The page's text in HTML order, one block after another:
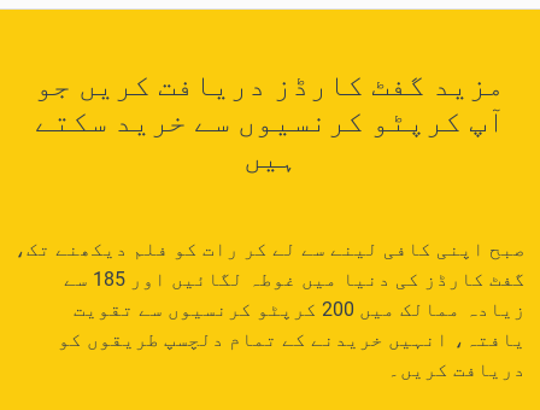
مزید گفٹ کارڈز دریافت کریں جو
آپ کرپٹو کرنسیوں سے خرید سکتے
ہیں
صبح اپنی کافی لینے سے لے کر رات کو فلم دیکھنے تک،
گفٹ کارڈز کی دنیا میں غوطہ لگائیں اور 185 سے
زیادہ ممالک میں 200 کرپٹو کرنسیوں سے تقویت
یافتہ، انہیں خریدنے کے تمام دلچسپ طریقوں کو
دریافت کریں۔